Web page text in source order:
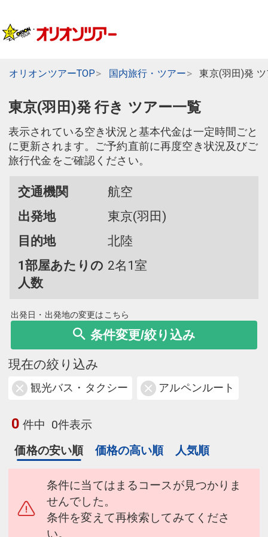
オリオンツアーTOP 国内旅行・ツアー 東京(羽田)発
東京(羽田)発 行き ツアー一覧
表示されている空き状況と基本代金は一定時間ごと
に更新されます。ご予約直前に再度空き状況及びご
旅行代金をご確認ください。
交通機関
航空
出発地
東京(羽田)
目的地
北陸
1部屋あたりの
人数
2名1室
出発日・出発地の変更はこちら
条件変更/絞り込み
現在の絞り込み
観光バス・タクシー アルペンルート
0 件中 0件表示
価格の安い順
価格の高い順 人気順
条件に当てはまるコースが見つかりま
せんでした。
条件を変えて再検索してみてくださ
い。